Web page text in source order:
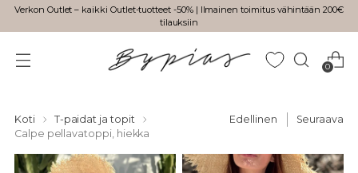
Verkon Outlet – kaikki Outlet-tuotteet -50% | Ilmainen toimitus vähintään 200€
tilauksiin
0
Koti
T-paidat ja topit
Calpe pellavatoppi, hiekka
Edellinen Seuraava